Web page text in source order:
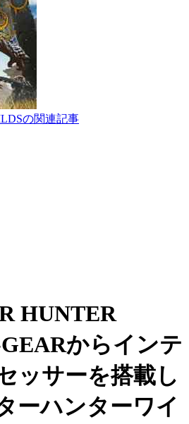
の関連記事
HUNTER
からインテ
ッサーを搭載し
ーハンターワイ